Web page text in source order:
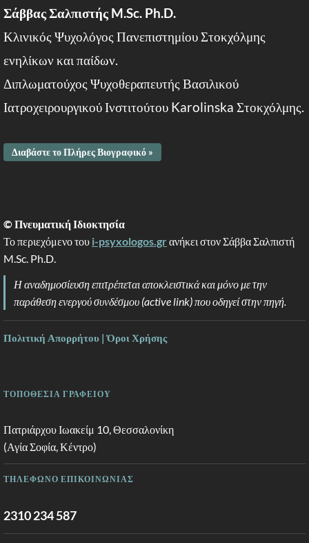
Σάββας Σαλπιστής M.Sc. Ph.D.
Κλινικός Ψυχολόγος Πανεπιστημίου Στοκχόλμης
ενηλίκων και παίδων.
Διπλωματούχος Ψυχοθεραπευτής Βασιλικού
Ιατροχειρουργικού Ινστιτούτου Karolinska Στοκχόλμης.
Διαβάστε το Πλήρες Βιογραφικό »
© Πνευματική Ιδιοκτησία
Το περιεχόμενο του i-psyxologos.grανήκει στον Σάββα Σαλπιστή
M.Sc. Ph.D.
Η αναδημοσίευση επιτρέπεται αποκλειστικά και μόνο με την
παράθεση ενεργού συνδέσμου (active link) που οδηγεί στην πηγή.
Πολιτική Απορρήτου | Όροι Χρήσης
ΤΟΠΟΘΕΣΙΑ ΓΡΑΦΕΙΟΥ
Πατριάρχου Ιωακείμ 10, Θεσσαλονίκη
(Αγία Σοφία, Κέντρο)
ΤΗΛΕΦΩΝΟ ΕΠΙΚΟΙΝΩΝΙΑΣ
2310 234 587